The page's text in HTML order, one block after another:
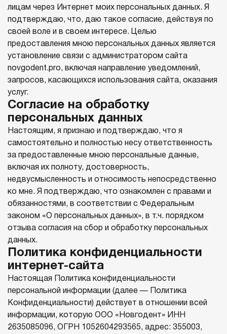
лицам через Интернет моих персональных данных. Я
подтверждаю, что, даю такое согласие, действуя по
своей воле и в своем интересе. Целью
предоставления мною персональных данных является
установление связи с администратором сайта
novgodent.pro, включая направление уведомлений,
запросов, касающихся использования сайта, оказания
услуг.
Согласие на обработку
персональных данных
Настоящим, я признаю и подтверждаю, что я
самостоятельно и полностью несу ответственность
за предоставленные мною персональные данные,
включая их полноту, достоверность,
недвусмысленность и относимость непосредственно
ко мне. Я подтверждаю, что ознакомлен с правами и
обязанностями, в соответствии с Федеральным
законом «О персональных данных», в т.ч. порядком
отзыва согласия на сбор и обработку персональных
данных.
Политика конфиденциальности
интернет-сайта
Настоящая Политика конфиденциальности
персональной информации (далее — Политика
Конфиденциальности) действует в отношении всей
информации, которую ООО «Новгодент» ИНН
2635085096, ОГРН 1052604293565, адрес: 355003,